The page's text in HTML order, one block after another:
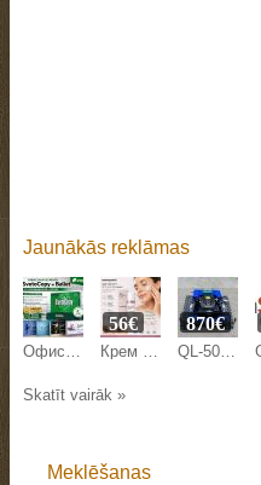
Jaunākās reklāmas
Офисная бумага Svetocopy и Ballet от производителя - оптом Крем против морщин Mesoestetic Age Element 50 мл на Beyston
56€
QL-500Y LAWN MOWER
870€
Skatīt vairāk »
Meklēšanas